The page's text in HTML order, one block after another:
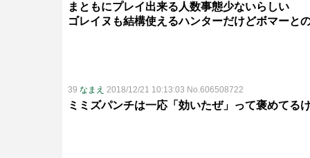
まともにプレイ出来る人数事態少ないらしい
ゴレイヌも結構使えるハンターだけどボマーと
39 なまえ 2018/12/21 10:13:03 No.606508722
ミミズパンチは一応「効いたぜ」って褒めてる